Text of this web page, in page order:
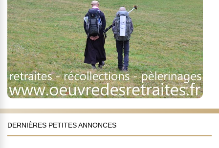
DERNIÈRES PETITES ANNONCES